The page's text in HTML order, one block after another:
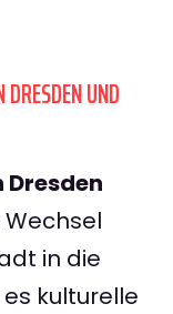
UND
Dresden
Wechsel
in die
kulturelle